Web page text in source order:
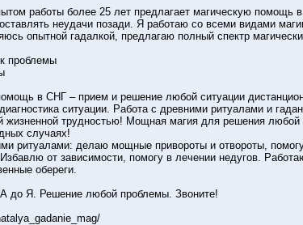
работы более 25 лет предлагает магическую
неудачи позади. Я работаю со всеми видами
опытной гадалкой, предлагаю полный спектр
проблемы
в СНГ – прием и решение любой ситуации
ситуации. Работа с древними ритуалами и
жизненной трудностью! Мощная магия для решения
случаях!
ритуалами: делаю мощные привороты и отвороты,
от зависимости, помогу в лечении недугов.
обереги.
до Я. Решение любой проблемы. Звоните!